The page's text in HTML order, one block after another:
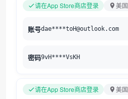
请在App Store商店登录 美国
账号dae****toH@outlook.com
密码9vH****VsKH
请在App Store商店登录 美国